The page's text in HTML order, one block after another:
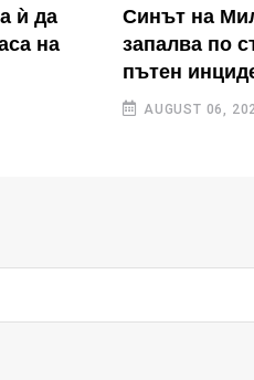
ѝ да
на
Синът на
запалва по
пътен
AUGUST 06,